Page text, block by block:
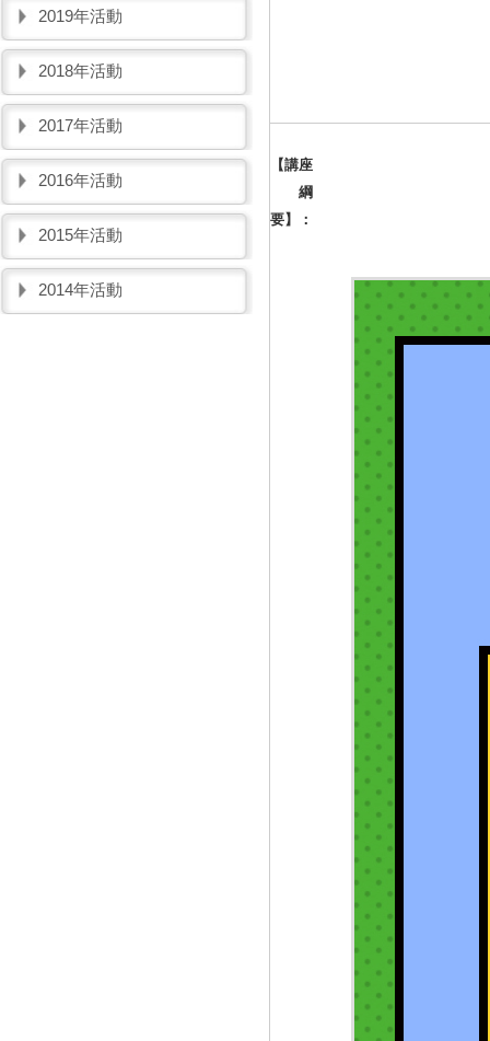
2019年活動
2018年活動
2017年活動
2016年活動
2015年活動
2014年活動
【講座
綱
要】：